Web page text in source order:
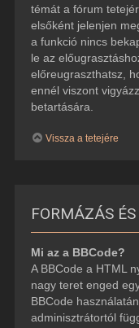
témát a fórum
elsőként jelenjen
a funkció nincs
le az
előreugraszthatsz,
ennél viszont
betartására.
Vissza a tetejére
FORMÁZÁS
Mi az a BBCode?
A BBCode a HTML
nagy teret enged
BBCode
adminisztrátortól